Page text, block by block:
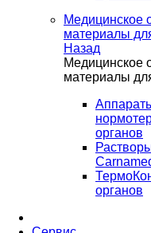
Медицинское
материалы
Назад
Медицинское
материалы
органов
органов